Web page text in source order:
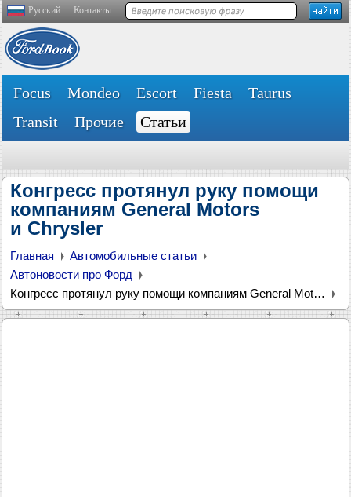
Русский Контакты
Focus Mondeo Escort Fiesta
Taurus
Transit
Прочие Статьи
Конгресс протянул руку помощи
компаниям General Motors
и Chrysler
Главная
Автомобильные статьи
Автоновости про Форд
Конгресс протянул руку помощи компаниям General Motors и Chrysler